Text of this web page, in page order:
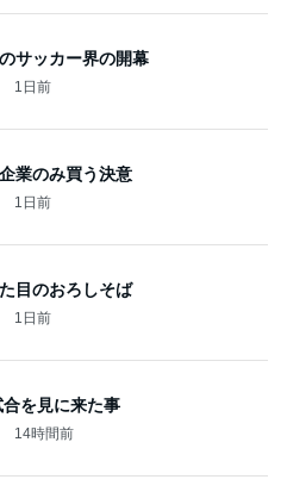
サッカー界の開幕
1日前
業のみ買う決意
1日前
目のおろしそば
1日前
を見に来た事
14時間前